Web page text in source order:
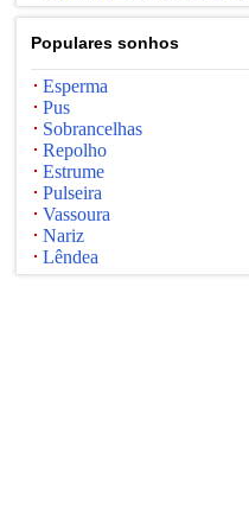
Populares sonhos
Esperma
Pus
Sobrancelhas
Repolho
Estrume
Pulseira
Vassoura
Nariz
Lêndea